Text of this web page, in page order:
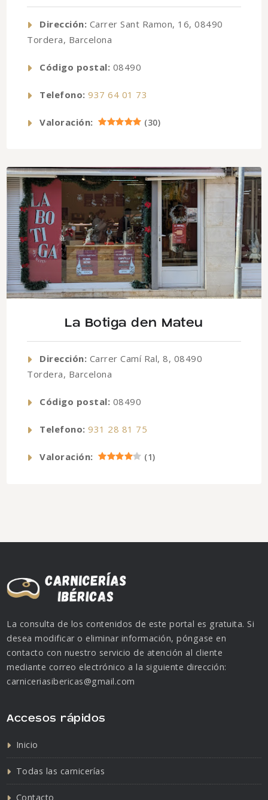
Dirección: Carrer Sant Ramon, 16, 08490
Tordera, Barcelona
Código postal: 08490
Telefono: 937 64 01 73
Valoración: (30)
La Botiga den Mateu
Dirección: Carrer Camí Ral, 8, 08490
Tordera, Barcelona
Código postal: 08490
Telefono: 931 28 81 75
Valoración: (1)
La consulta de los contenidos de este portal es gratuita. Si
desea modificar o eliminar información, póngase en
contacto con nuestro servicio de atención al cliente
mediante correo electrónico a la siguiente dirección:
carniceriasibericas@gmail.com
Accesos rápidos
Inicio
Todas las carnicerías
Contacto